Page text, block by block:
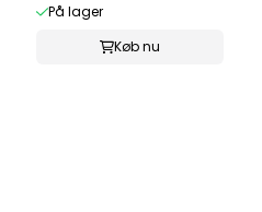
På lager
Køb nu